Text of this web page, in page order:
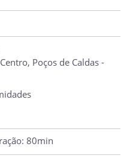
Poços de Caldas -
80min